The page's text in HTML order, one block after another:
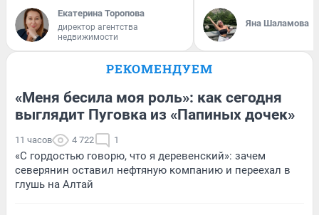
Екатерина Торопова
директор агентства
недвижимости
Яна Шаламова
РЕКОМЕНДУЕМ
«Меня бесила моя роль»: как сегодня
выглядит Пуговка из «Папиных дочек»
11 часов 4 722 1
«С гордостью говорю, что я деревенский»: зачем
северянин оставил нефтяную компанию и переехал в
глушь на Алтай